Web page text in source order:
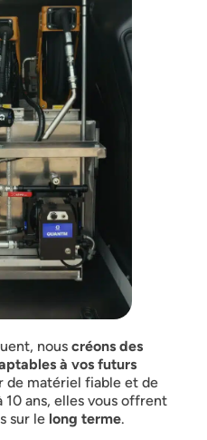
nous créons des
à vos futurs
de matériel fiable et de
10 ans, elles vous offrent
sur le long terme.